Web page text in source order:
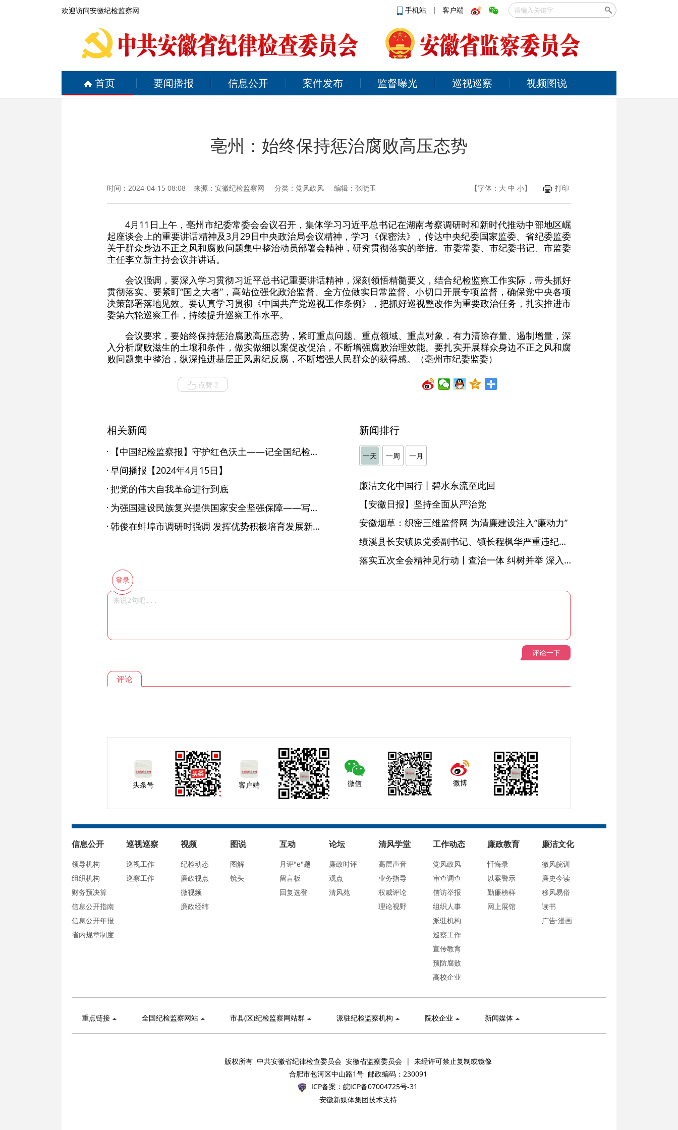
欢迎访问安徽纪检监察网 手机站 | 客户端
首页 要闻播报 信息公开 案件发布 监督曝光 巡视巡察 视频图说
亳州：始终保持惩治腐败高压态势
时间：2024-04-15 08:08 来源： 安徽纪检监察网 分类：党风政风 编辑：张晓玉 【字体： 大 中 小】 打印
4月11日上午，亳州市纪委常委会会议召开，集体学习习近平总书记在湖南考察调研时和新时代推动中部地区崛
起座谈会上的重要讲话精神及3月29日中央政治局会议精神，学习《保密法》，传达中央纪委国家监委、省纪委监委
关于群众身边不正之风和腐败问题集中整治动员部署会精神，研究贯彻落实的举措。市委常委、市纪委书记、市监委
主任李立新主持会议并讲话。
会议强调，要深入学习贯彻习近平总书记重要讲话精神，深刻领悟精髓要义，结合纪检监察工作实际，带头抓好
贯彻落实。要紧盯“国之大者”，高站位强化政治监督、全方位做实日常监督、小切口开展专项监督，确保党中央各项
决策部署落地见效。要认真学习贯彻《中国共产党巡视工作条例》，把抓好巡视整改作为重要政治任务，扎实推进市
委第六轮巡察工作，持续提升巡察工作水平。
会议要求，要始终保持惩治腐败高压态势，紧盯重点问题、重点领域、重点对象，有力清除存量、遏制增量，深
入分析腐败滋生的土壤和条件，做实做细以案促改促治，不断增强腐败治理效能。要扎实开展群众身边不正之风和腐
败问题集中整治，纵深推进基层正风肃纪反腐，不断增强人民群众的获得感。（亳州市纪委监委）
点赞 2
相关新闻
【中国纪检监察报】守护红色沃土——记全国纪检监察系统先进集体安徽省濉溪县纪委监委
早间播报【2024年4月15日】
把党的伟大自我革命进行到底
为强国建设民族复兴提供国家安全坚强保障——写在总体国家安全观提出十周年之际
韩俊在蚌埠市调研时强调 发挥优势积极培育发展新质生产力 为加快皖北地区全面振兴注入新动能
新闻排行
一天 一周 一月
廉洁文化中国行丨碧水东流至此回
【安徽日报】坚持全面从严治党
安徽烟草：织密三维监督网 为清廉建设注入“廉动力”
绩溪县长安镇原党委副书记、镇长程枫华严重违纪违法被开除党籍和公职
落实五次全会精神见行动丨查治一体 纠树并举 深入推进风腐同查同治
登录
评论一下
评论
头条号 客户端 微信 微博
信息公开
领导机构
组织机构
财务预决算
信息公开指南
信息公开年报
省内规章制度
巡视巡察
巡视工作
巡察工作
视频
纪检动态
廉政视点
微视频
廉政经纬
图说
图解
镜头
互动
月评"e"题
留言板
回复选登
论坛
廉政时评
观点
清风苑
清风学堂
高层声音
业务指导
权威评论
理论视野
工作动态
党风政风
审查调查
信访举报
组织人事
派驻机构
巡察工作
宣传教育
预防腐败
高校企业
廉政教育
忏悔录
以案警示
勤廉榜样
网上展馆
廉洁文化
徽风皖训
廉史今读
移风易俗
读书
广告·漫画
重点链接 全国纪检监察网站 市县(区)纪检监察网站群 派驻纪检监察机构 院校企业 新闻媒体
版权所有 中共安徽省纪律检查委员会 安徽省监察委员会 | 未经许可禁止复制或镜像
合肥市包河区中山路1号 邮政编码：230091
ICP备案： 皖ICP备07004725号-31
安徽新媒体集团技术支持